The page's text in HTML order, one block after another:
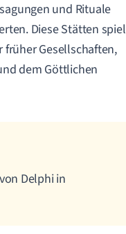
und Rituale
Diese Stätten
Gesellschaften,
dem Göttlichen
Delphi in